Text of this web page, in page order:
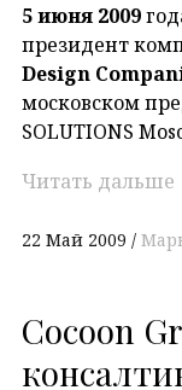
5 июня 2009
президент
Design
московском
SOLUTIONS
Читать дальше
22 Май 2009
Cocoon